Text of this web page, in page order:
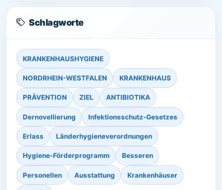
Schlagworte
KRANKENHAUSHYGIENE
NORDRHEIN-WESTFALEN KRANKENHAUS
PRÄVENTION ZIEL ANTIBIOTIKA
Dernovellierung Infektionsschutz-Gesetzes
Erlass Länderhygieneverordnungen
Hygiene-Förderprogramm Besseren
Personellen Ausstattung Krankenhäuser